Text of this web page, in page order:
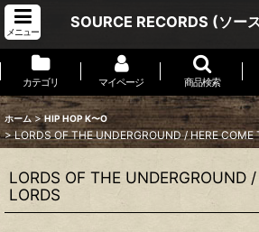
メニュー
SOURCE RECORDS (ソー
カテゴリ マイページ 商品検索
ホーム > HIP HOP K〜O
> LORDS OF THE UNDERGROUND / HERE COME
LORDS OF THE UNDERGROUND
LORDS